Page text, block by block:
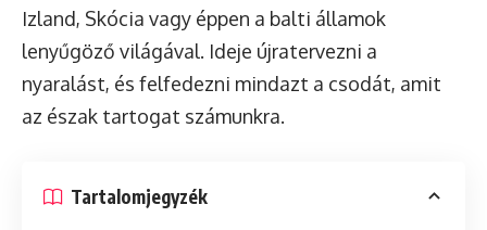
Izland, Skócia vagy éppen a balti államok
lenyűgöző világával. Ideje újratervezni a
nyaralást, és felfedezni mindazt a csodát, amit
az észak tartogat számunkra.
Tartalomjegyzék